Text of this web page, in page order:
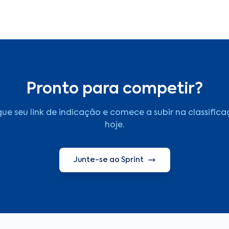
Pronto para competir?
seu link de indicação e comece a subir na
hoje.
Junte-se ao Sprint